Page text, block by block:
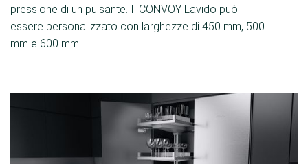
pressione di un pulsante. Il CONVOY Lavido può
essere personalizzato con larghezze di 450 mm, 500
mm e 600 mm.